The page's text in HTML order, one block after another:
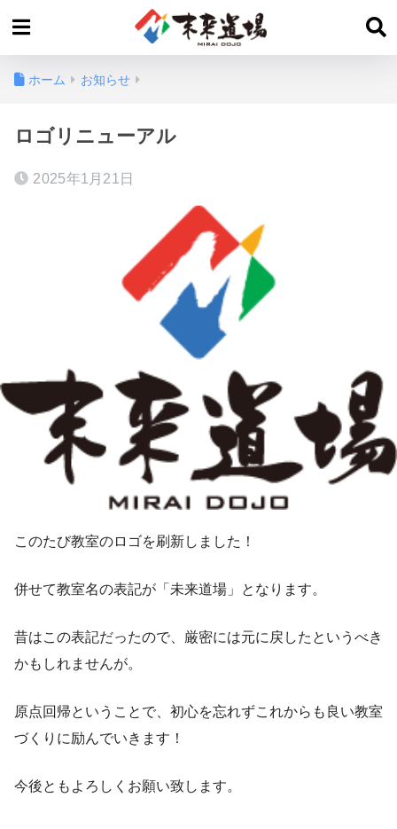
ホーム お知らせ
ロゴリニューアル
2025年1月21日
このたび教室のロゴを刷新しました！
併せて教室名の表記が「未来道場」となります。
昔はこの表記だったので、厳密には元に戻したというべき
かもしれませんが。
原点回帰ということで、初心を忘れずこれからも良い教室
づくりに励んでいきます！
今後ともよろしくお願い致します。